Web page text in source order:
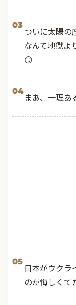
03
ついに太陽の
なんて地獄よ
😏
04
まあ、一理あ
05
日本がウクラ
のが悔しくて